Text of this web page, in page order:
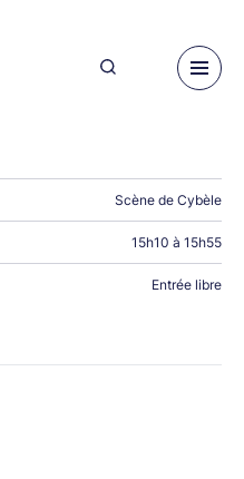
Scène de Cybèle
15h10 à 15h55
Entrée libre